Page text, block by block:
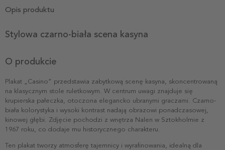
Opis produktu
Stylowa czarno-biała scena kasyna
O produkcie
Plakat „Casino” przedstawia zabytkową scenę kasyna, skoncentrowaną
na klasycznym stole ruletkowym. W centrum uwagi znajduje się
krupierska pałeczka, otoczona elegancko ubranymi graczami. Czarno-
biała kolorystyka i wysoki kontrast nadają obrazowi ponadczasowej,
kinowej głębi. Zdjęcie pochodzi z wnętrza Nalen w Sztokholmie z
1967 roku, co dodaje mu historycznego charakteru.
Ten plakat tworzy atmosferę tajemnicy i wyrafinowania, idealną dla